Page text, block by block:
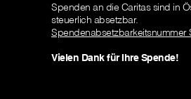
Spenden an die Caritas sind in
steuerlich absetzbar.
Spendenabsetzbarkeitsnummer
Vielen Dank für Ihre Spende!